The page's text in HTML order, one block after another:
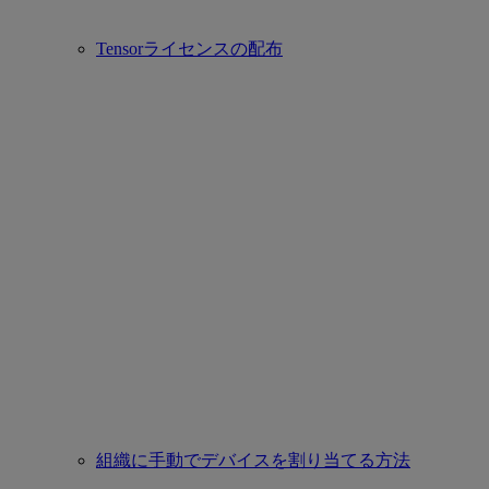
Tensorライセンスの配布
組織に手動でデバイスを割り当てる方法